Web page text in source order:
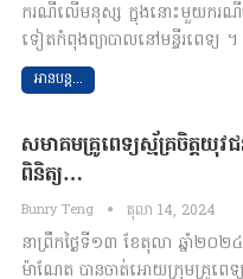
ករណី​លេីមនុស្ស ក្នុងនោះមួយករណីប
ទៀតកំពុងព្យាបាលនៅមន្ទីរពេទ្
អានបន្ត...
សមាគមគ្រូពេទ្យស្ម័គ្រចិត្តយុ
ពិនិត្យ…
Bunry Teng តុលា 14, 2024
នាព្រឹកថ្ងៃទី១៣ ខែតុលា ឆ្នាំ២០
ម៉ាណែត បានចាត់អោយក្រុមគ្រូពេទ្